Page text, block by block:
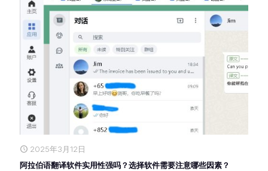
2025年3月12日
阿拉伯语翻译软件实用性强吗？选择软件需要注意哪些因素？